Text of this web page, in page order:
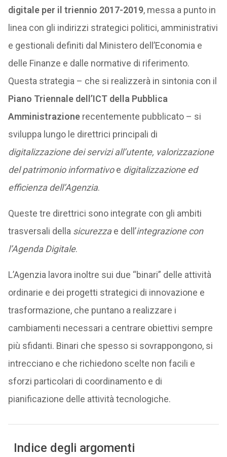
digitale per il triennio 2017-2019, messa a punto in
linea con gli indirizzi strategici politici, amministrativi
e gestionali definiti dal Ministero dell’Economia e
delle Finanze e dalle normative di riferimento.
Questa strategia – che si realizzerà in sintonia con il
Piano Triennale dell’ICT della Pubblica
Amministrazionerecentemente pubblicato – si
sviluppa lungo le direttrici principali di
digitalizzazione dei servizi all’utente, valorizzazione
del patrimonio informativoe digitalizzazione ed
efficienza dell’Agenzia.
Queste tre direttrici sono integrate con gli ambiti
trasversali della sicurezzae dell’integrazione con
l’Agenda Digitale.
L’Agenzia lavora inoltre sui due “binari” delle attività
ordinarie e dei progetti strategici di innovazione e
trasformazione, che puntano a realizzare i
cambiamenti necessari a centrare obiettivi sempre
più sfidanti. Binari che spesso si sovrappongono, si
intrecciano e che richiedono scelte non facili e
sforzi particolari di coordinamento e di
pianificazione delle attività tecnologiche.
Indice degli argomenti